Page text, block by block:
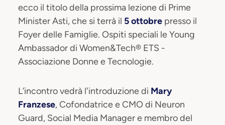
ecco il titolo della prossima lezione di Prime
Minister Asti, che si terrà il 5 ottobre presso il
Foyer delle Famiglie. Ospiti speciali le Young
Ambassador di Women&Tech® ETS -
Associazione Donne e Tecnologie.
L’incontro vedrà l'introduzione di Mary
Franzese, Cofondatrice e CMO di Neuron
Guard, Social Media Manager e membro del